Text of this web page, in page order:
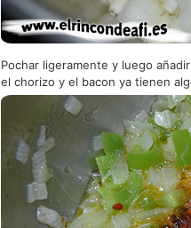
Pochar ligeramente y luego
el chorizo y el bacon ya tienen